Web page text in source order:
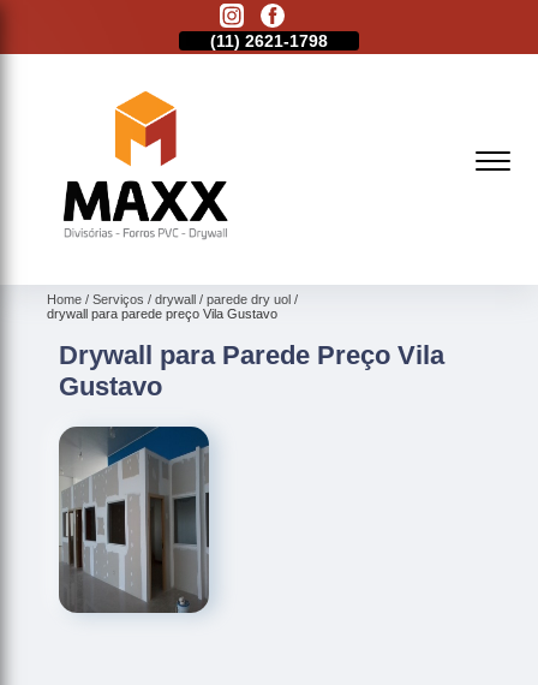
(11) 2621-1798
Home Serviços drywall
parede dry uol
drywall para parede preço Vila Gustavo
Drywall para Parede Preço Vila
Gustavo